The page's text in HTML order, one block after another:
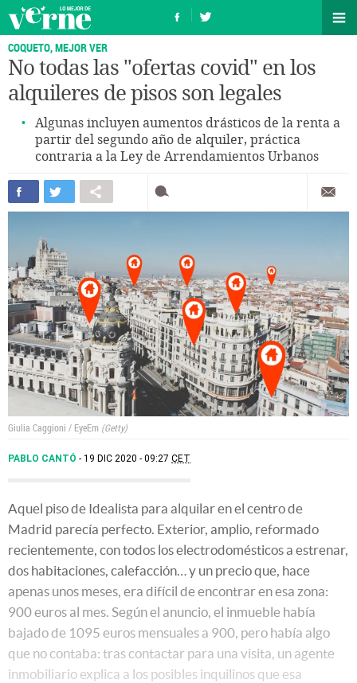
COQUETO, MEJOR VER
No todas las "ofertas covid" en los
alquileres de pisos son legales
Algunas incluyen aumentos drásticos de la renta a
partir del segundo año de alquiler, práctica
contraria a la Ley de Arrendamientos Urbanos
Giulia Caggioni / EyeEm Getty
PABLO CANTÓ 19 DIC 2020 - 09:27 CET
Aquel piso de Idealista para alquilar en el centro de
Madrid parecía perfecto. Exterior, amplio, reformado
recientemente, con todos los electrodomésticos a estrenar,
dos habitaciones, calefacción… y un precio que, hace
apenas unos meses, era difícil de encontrar en esa zona:
900 euros al mes. Según el anuncio, el inmueble había
bajado de 1095 euros mensuales a 900, pero había algo
que no contaba: tras contactar para una visita, un agente
inmobiliario explica a los posibles inquilinos que esa